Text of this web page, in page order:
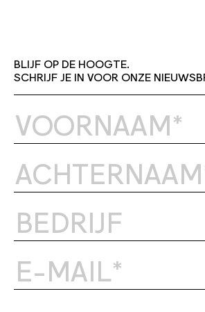
BLIJF OP DE HOOGTE.
SCHRIJF JE IN VOOR ONZE